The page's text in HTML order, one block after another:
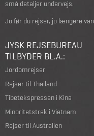
små detaljer undervejs.
Jo før du rejser, jo længere
JYSK REJSEBUREAU
TILBYDER BL.A.:
Jordomrejser
Rejser til Thailand
Tibetekspressen i Kina
Minoritetstrek i Vietnam
Rejser til Australien